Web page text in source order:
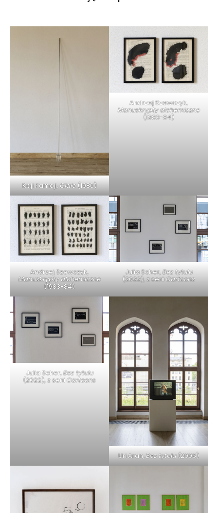
Koji Kamoji,Ciało(1980)
Andrzej Szewczyk,
Manuskrypty alchemiczne
(1983-84)
Andrzej Szewczyk,
Manuskrypty alchemiczne
(1983-84)
Julia Scher,Bez tytułu
(2022), z seriiCartoons
Julia Scher,Bez tytułu
(2022), z seriiCartoons
Uri Aran,Bez tytułu(2006)